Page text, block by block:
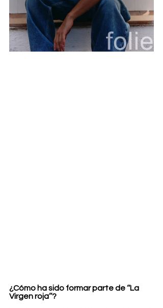
¿Cómo ha sido formar parte de ‘‘La
Virgen roja’’?